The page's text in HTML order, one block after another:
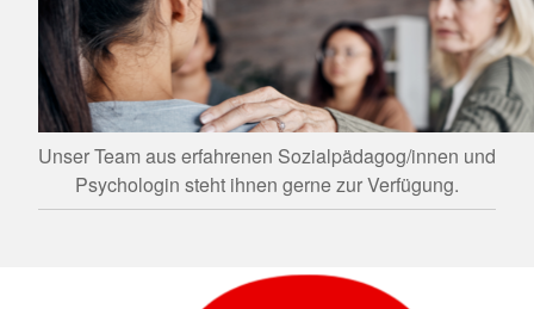
Unser Team aus erfahrenen Sozialpädagog/innen und
Psychologin steht ihnen gerne zur Verfügung.